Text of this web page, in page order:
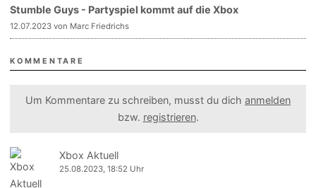
Stumble Guys - Partyspiel kommt auf die Xbox
12.07.2023 von Marc Friedrichs
KOMMENTARE
Um Kommentare zu schreiben, musst du dich anmelden
bzw. registrieren.
Xbox Aktuell
25.08.2023, 18:52 Uhr